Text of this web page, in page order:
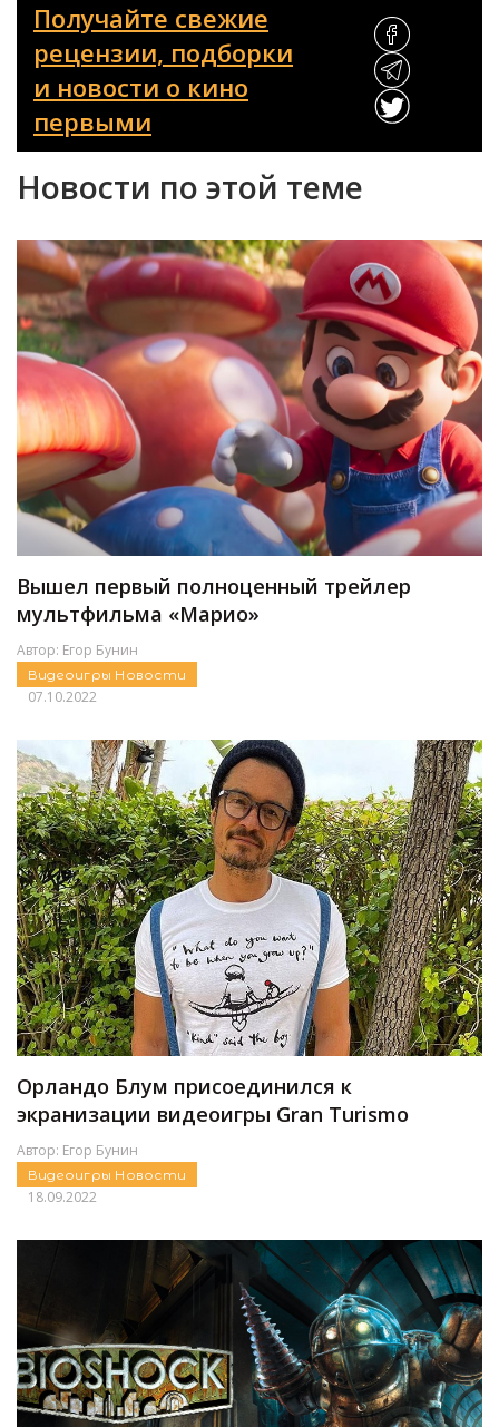
Получайте свежие
рецензии, подборки
и новости о кино
первыми
Новости по этой теме
Вышел первый полноценный трейлер
мультфильма «Марио»
Автор: Егор Бунин
Видеоигры Новости
07.10.2022
Орландо Блум присоединился к
экранизации видеоигры Gran Turismo
Автор: Егор Бунин
Видеоигры Новости
18.09.2022